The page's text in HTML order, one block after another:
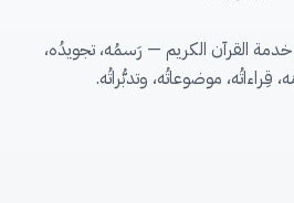
القرآن الكريم — رَسمُه، تجويدُه،
قِراءاتُه، موضوعاتُه، وتدبُّراتُه.